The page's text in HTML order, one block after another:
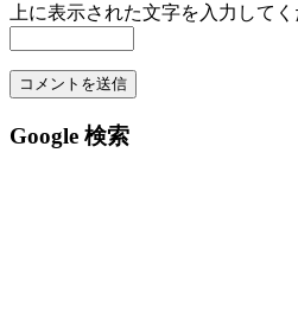
上に表示された文字を入力してく
Google 検索